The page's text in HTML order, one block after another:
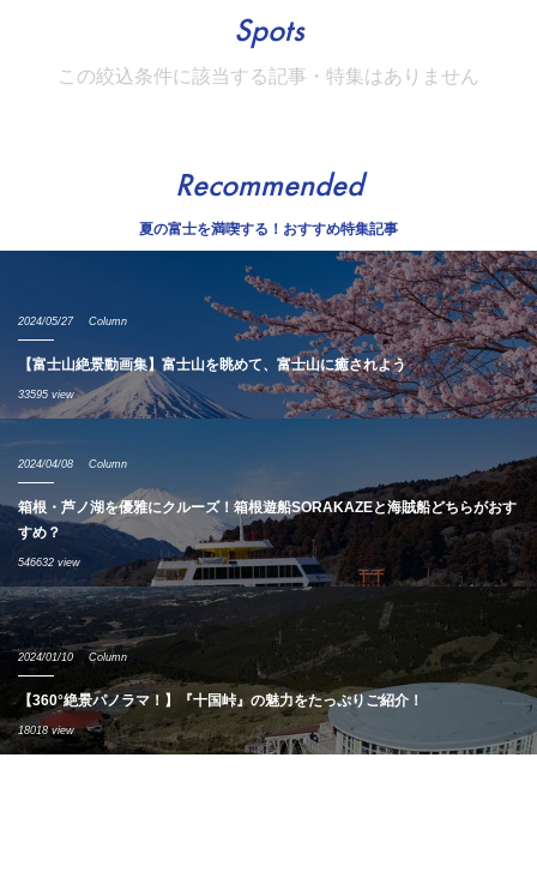
Spots
この絞込条件に該当する記事・特集はありません
Recommended
夏の富士を満喫する！おすすめ特集記事
2024/05/27 Column
【富士山絶景動画集】富士山を眺めて、富士山に癒されよう
33595 view
2024/04/08 Column
箱根・芦ノ湖を優雅にクルーズ！箱根遊船SORAKAZEと海賊船どちらがおす
すめ？
546632 view
2024/01/10 Column
【360°絶景パノラマ！】『十国峠』の魅力をたっぷりご紹介！
18018 view